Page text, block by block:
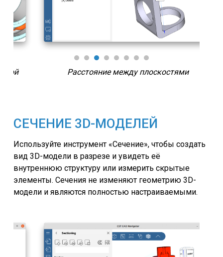
Расстояние между плоскостями
СЕЧЕНИЕ 3D-МОДЕЛЕЙ
Используйте инструмент «Сечение», чтобы создать
вид 3D-модели в разрезе и увидеть её
внутреннюю структуру или измерить скрытые
элементы. Сечения не изменяют геометрию 3D-
модели и являются полностью настраиваемыми.